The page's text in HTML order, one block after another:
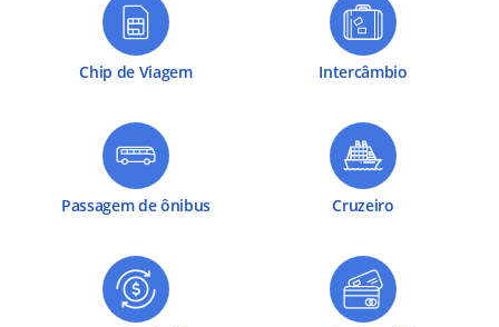
Chip de Viagem Intercâmbio
Passagem de ônibus Cruzeiro